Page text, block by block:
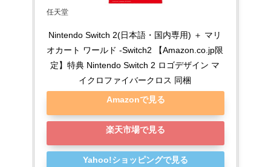
任天堂
Nintendo Switch 2(日本語・国内専用) ＋ マリ
オカート ワールド -Switch2 【Amazon.co.jp限
定】特典 Nintendo Switch 2 ロゴデザイン マ
イクロファイバークロス 同梱
Amazonで見る
楽天市場で見る
Yahoo!ショッピングで見る